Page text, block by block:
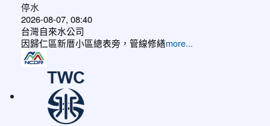
停水
2026-08-07, 08:40
台灣自來水公司
因歸仁區新厝小區總表旁，管線修繕more...